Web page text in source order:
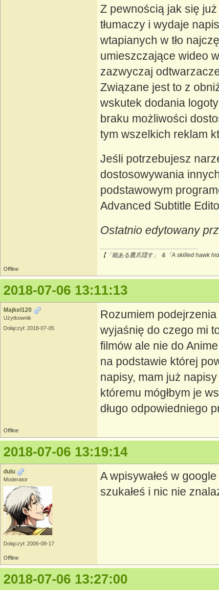
Z pewnością jak się
tłumaczy i wydaje
wtapianych w tło
umieszczające wideo
zazwyczaj
Związane jest to z
wskutek dodania
braku możliwości
tym wszelkich reklam
Jeśli potrzebujesz
dostosowywania
podstawowym
Advanced Subtitle
Ostatnio edytowany
【「能ある鷹爪隠す」 &「A skilled hawk
Offline
2018-07-06 13:11:13
Majkel120
Użytkownik
Dołączył: 2018-07-05
Rozumiem
wyjaśnię do czego mi
filmów ale nie do
na podstawie której
napisy, mam już
któremu mógłbym je
długo odpowiedniego
Offline
2018-07-06 13:19:14
dulu
Moderator
Dołączył: 2006-08-17
A wpisywałeś w
szukałeś i nic nie
Offline
2018-07-06 13:27:00